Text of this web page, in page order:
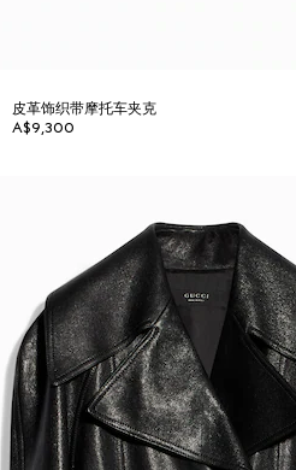
皮革饰织带摩托车夹克
A$9,300